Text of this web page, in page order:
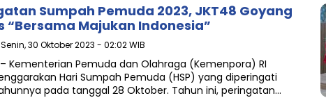
Sumpah Pemuda 2023, JKT48 Goyang
“Bersama Majukan Indonesia”
Senin, 30 Oktober 2023 - 02:02 WIB
Kementerian Pemuda dan Olahraga (Kemenpora) RI
Hari Sumpah Pemuda (HSP) yang diperingati
pada tanggal 28 Oktober. Tahun ini, peringatan…